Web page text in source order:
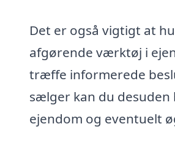
Det er også vigtigt at
afgørende værktøj i
træffe informerede
sælger kan du
ejendom og eventuelt